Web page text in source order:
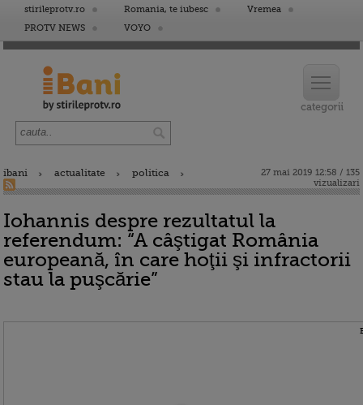
stirileprotv.ro Romania, te iubesc
Vremea
PROTV NEWS
VOYO
ibani actualitate politica
27 mai 2019 12:58 / 135
vizualizari
Iohannis despre rezultatul la
referendum: “A câştigat România
europeană, în care hoţii şi infractorii
stau la puşcărie”